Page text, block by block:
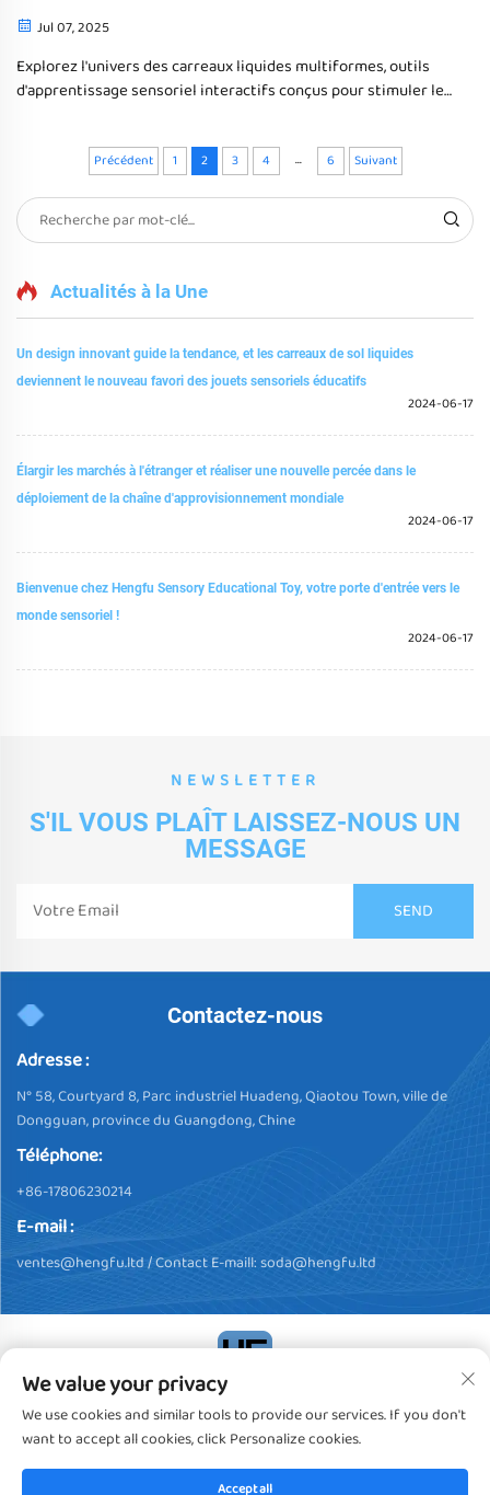
Jul 07, 2025
Explorez l'univers des carreaux liquides multiformes, outils
d'apprentissage sensoriel interactifs conçus pour stimuler le
la créativité par le biais du jeu sensoriel.
Précédent 1 2 3 4 ... 6 Suivant
Actualités à la Une
Un design innovant guide la tendance, et les carreaux de sol liquides
deviennent le nouveau favori des jouets sensoriels éducatifs
2024-06-17
Élargir les marchés à l'étranger et réaliser une nouvelle percée dans le
déploiement de la chaîne d'approvisionnement mondiale
2024-06-17
Bienvenue chez Hengfu Sensory Educational Toy, votre porte d'entrée vers le
monde sensoriel !
2024-06-17
NEWSLETTER
S'IL VOUS PLAÎT LAISSEZ-NOUS UN
MESSAGE
Contactez-nous
Adresse :
N° 58, Courtyard 8, Parc industriel Huadeng, Qiaotou Town, ville de
Dongguan, province du Guangdong, Chine
Téléphone:
+86-17806230214
E-mail :
ventes@hengfu.ltd/ Contact E-maill:soda@hengfu.ltd
Droits d'auteur © 2024, Dongguan Hengfu Plastic Products Co.,
Ltd. Tous droits réservésPolitique de confidentialité
We value your privacy
We use cookies and similar tools to provide our services. If you don't
want to accept all cookies, click Personalize cookies.
Accept all